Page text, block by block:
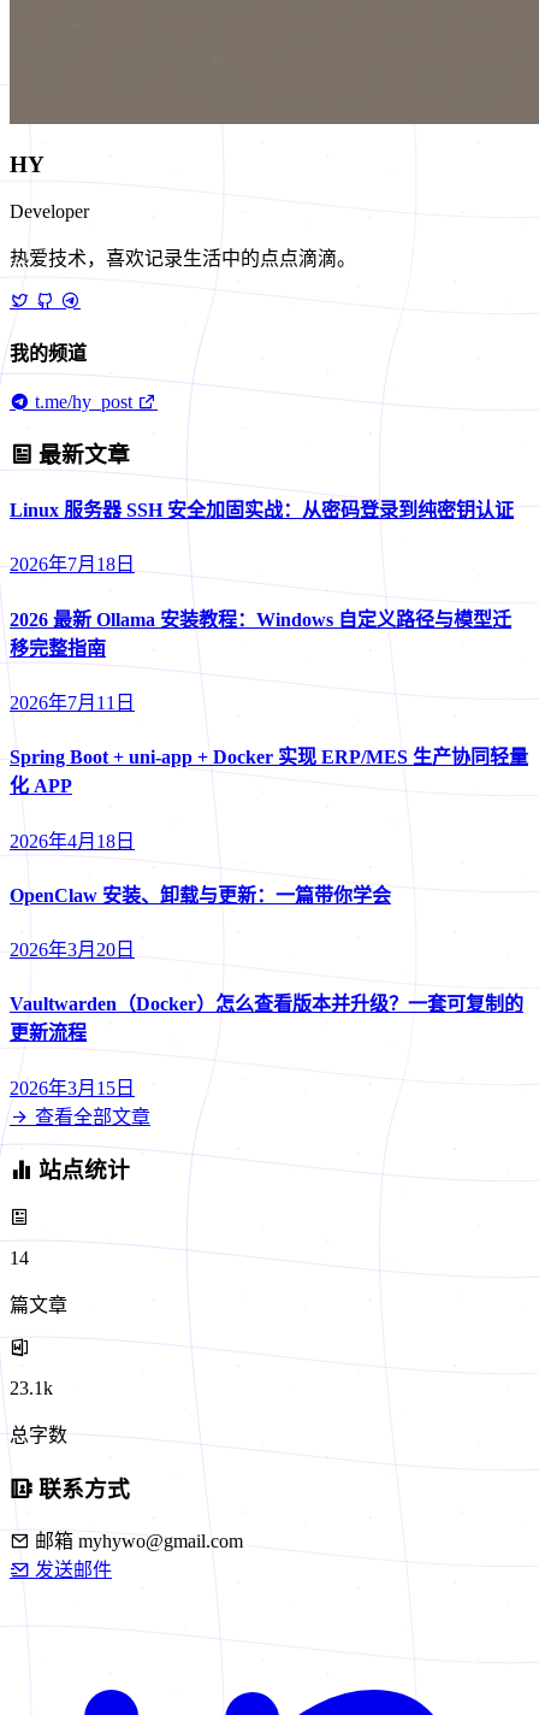
HY
Developer
热爱技术，喜欢记录生活中的点点滴滴。
我的频道
t.me/hy_post
最新文章
Linux 服务器 SSH 安全加固实战：从密码登录到纯密钥认证
2026年7月18日
2026 最新 Ollama 安装教程：Windows 自定义路径与模型迁
移完整指南
2026年7月11日
Spring Boot + uni-app + Docker 实现 ERP/MES 生产协同轻量
化 APP
2026年4月18日
OpenClaw 安装、卸载与更新：一篇带你学会
2026年3月20日
Vaultwarden（Docker）怎么查看版本并升级？一套可复制的
更新流程
2026年3月15日
查看全部文章
站点统计
14
篇文章
23.1k
总字数
联系方式
邮箱 myhywo@gmail.com
发送邮件